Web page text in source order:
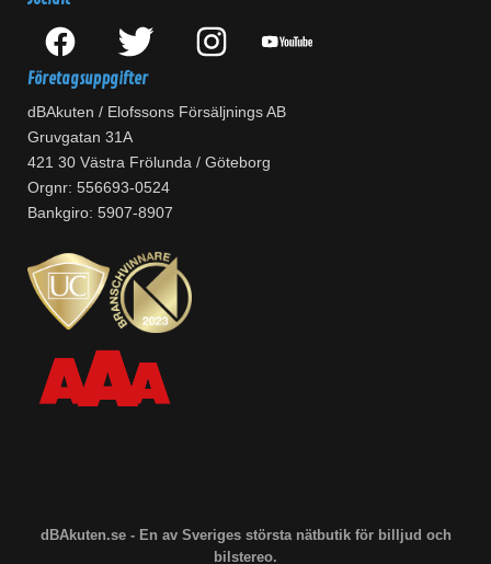
Företagsuppgifter
dBAkuten / Elofssons Försäljnings AB
Gruvgatan 31A
421 30 Västra Frölunda / Göteborg
Orgnr: 556693-0524
Bankgiro: 5907-8907
dBAkuten.se - En av Sveriges största nätbutik för billjud och
bilstereo.